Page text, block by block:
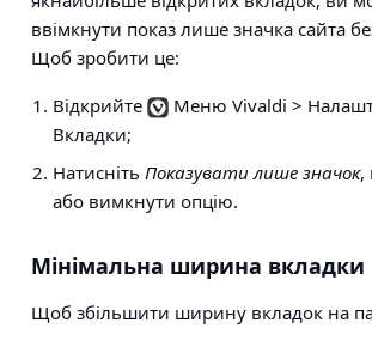
ввімкнути показ лише значка сайта
Щоб зробити це:
Відкрийте
Меню Vivaldi >
Вкладки;
Натисніть Показувати лише значок,
або вимкнути опцію.
Мінімальна ширина вкладки
Щоб збільшити ширину вкладок на